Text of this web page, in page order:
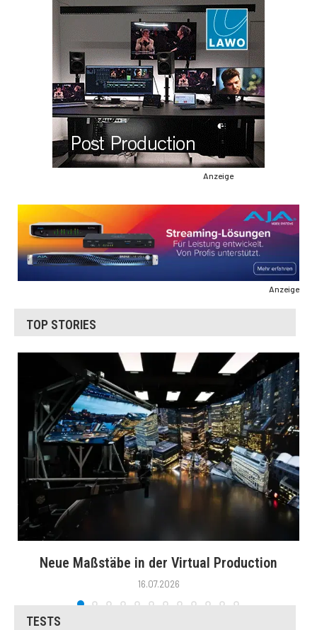
Anzeige
Anzeige
TOP STORIES
Neue Maßstäbe in der Virtual Production
16.07.2026
TESTS